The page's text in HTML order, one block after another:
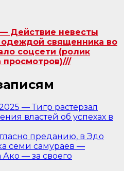
Действие невесты
священника во
соцсети (ролик
просмотров)///
— Тигр растерзал
властей об успехах в
преданию, в Эдо
семи самураев —
— за своего